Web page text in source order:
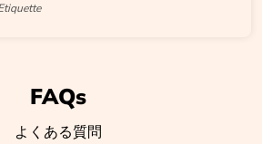
FAQs
よくある質問